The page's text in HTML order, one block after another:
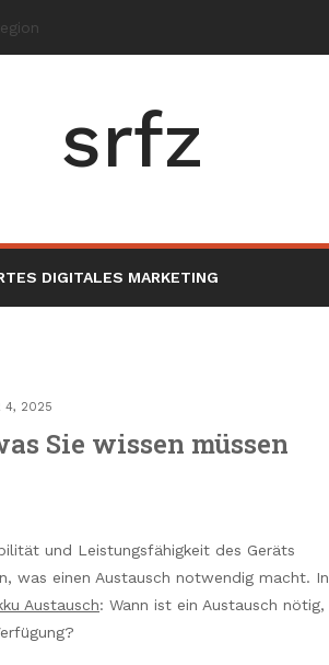
srfz
DIGITALES MARKETING
4, 2025
Sie wissen müssen
und Leistungsfähigkeit des Geräts
was einen Austausch notwendig macht. In
Austausch: Wann ist ein Austausch nötig,